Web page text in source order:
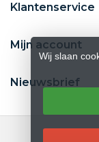
Klantenservice
Mijn account
Nieuwsbrief
Wij slaan